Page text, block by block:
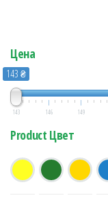
Цена
143 ₴
143 146 149
Product Цвет